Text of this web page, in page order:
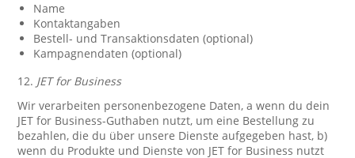
Name
Kontaktangaben
Bestell- und Transaktionsdaten (optional)
Kampagnendaten (optional)
12. JET for Business
Wir verarbeiten personenbezogene Daten, a wenn du dein
JET for Business-Guthaben nutzt, um eine Bestellung zu
bezahlen, die du über unsere Dienste aufgegeben hast, b)
wenn du Produkte und Dienste von JET for Business nutzt